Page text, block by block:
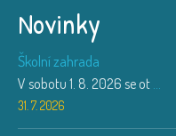
Novinky
Školní zahrada
V sobotu 1. 8. 2026 se ot ...
31. 7. 2026